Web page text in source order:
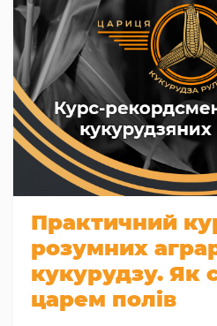
Практичний
розумних
кукурудзу. Як
царем полів